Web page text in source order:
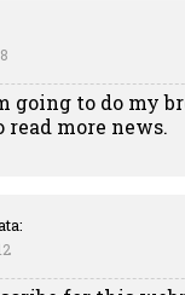
going to do my
more news.